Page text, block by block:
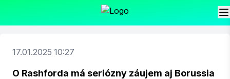
17.01.2025 10:27
O Rashforda má seriózny záujem aj Borussia